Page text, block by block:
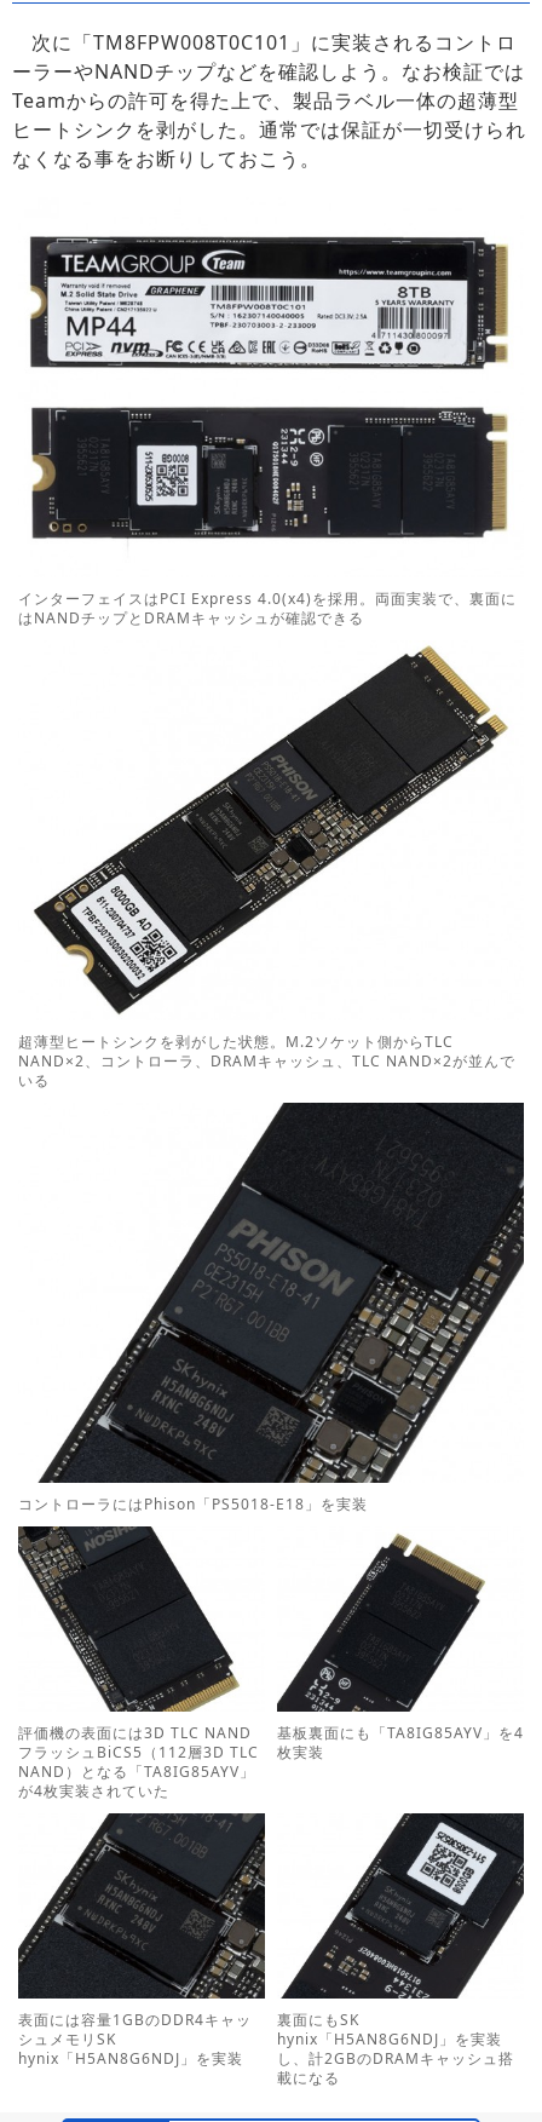
次に「TM8FPW008T0C101」に実装されるコントロ
ーラーやNANDチップなどを確認しよう。なお検証では
Teamからの許可を得た上で、製品ラベル一体の超薄型
ヒートシンクを剥がした。通常では保証が一切受けられ
なくなる事をお断りしておこう。
インターフェイスはPCI Express 4.0(x4)を採用。両面実装で、裏面に
はNANDチップとDRAMキャッシュが確認できる
超薄型ヒートシンクを剥がした状態。M.2ソケット側からTLC
NAND×2、コントローラ、DRAMキャッシュ、TLC NAND×2が並んで
いる
コントローラにはPhison「PS5018-E18」を実装
評価機の表面には3D TLC NAND
フラッシュBiCS5（112層3D TLC
NAND）となる「TA8IG85AYV」
が4枚実装されていた
基板裏面にも「TA8IG85AYV」を4
枚実装
表面には容量1GBのDDR4キャッ
シュメモリSK
hynix「H5AN8G6NDJ」を実装
裏面にもSK
hynix「H5AN8G6NDJ」を実装
し、計2GBのDRAMキャッシュ搭
載になる